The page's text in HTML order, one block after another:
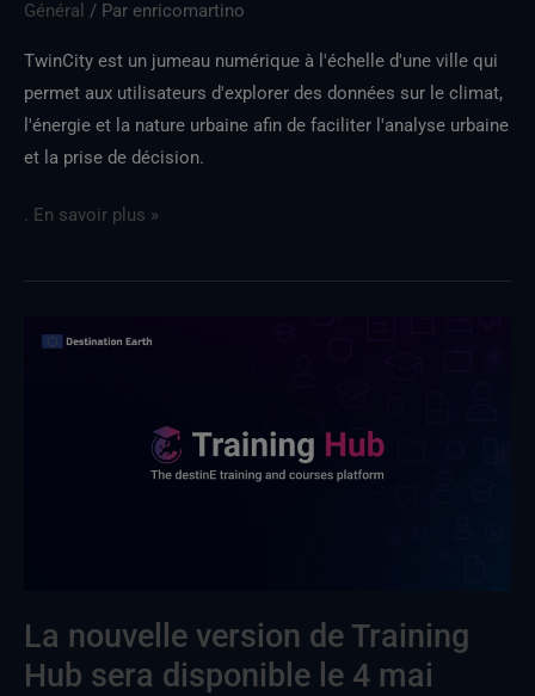
Général / Par enricomartino
TwinCity est un jumeau numérique à l'échelle d'une ville qui
permet aux utilisateurs d'explorer des données sur le climat,
l'énergie et la nature urbaine afin de faciliter l'analyse urbaine
et la prise de décision.
. En savoir plus »
La nouvelle version de Training
Hub sera disponible le 4 mai
4
mai